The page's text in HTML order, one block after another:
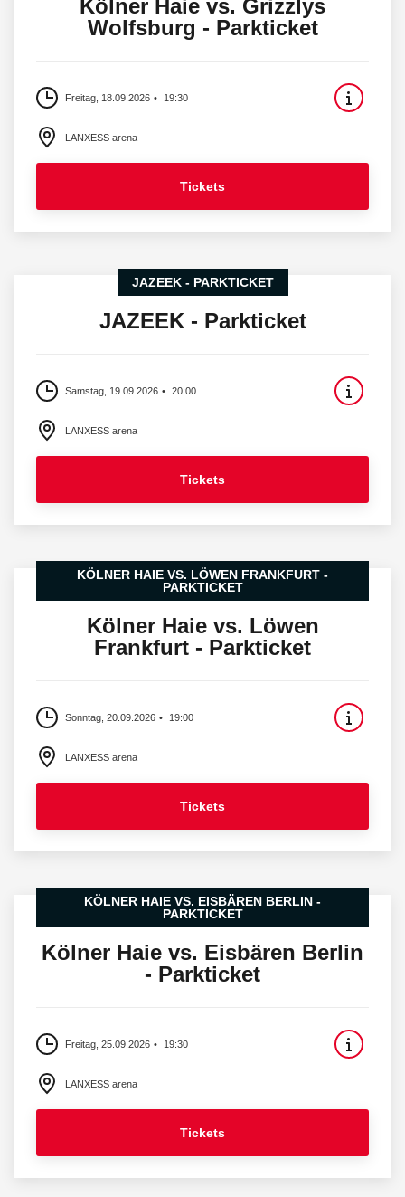
Kölner Haie vs. Grizzlys
Wolfsburg - Parkticket
Freitag, 18.09.2026 19:30
LANXESS arena
Tickets
JAZEEK - PARKTICKET
JAZEEK - Parkticket
Samstag, 19.09.2026 20:00
LANXESS arena
Tickets
KÖLNER HAIE VS. LÖWEN FRANKFURT -
PARKTICKET
Kölner Haie vs. Löwen
Frankfurt - Parkticket
Sonntag, 20.09.2026 19:00
LANXESS arena
Tickets
KÖLNER HAIE VS. EISBÄREN BERLIN -
PARKTICKET
Kölner Haie vs. Eisbären Berlin
- Parkticket
Freitag, 25.09.2026 19:30
LANXESS arena
Tickets